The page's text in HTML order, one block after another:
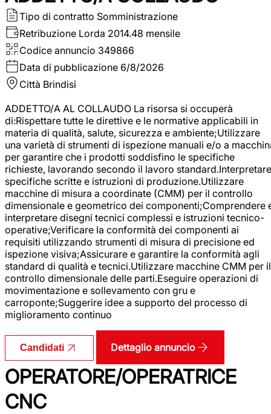
Tipo di contratto Somministrazione
Retribuzione Lorda 2014.48 mensile
Codice annuncio 349866
Data di pubblicazione 6/8/2026
Città Brindisi
ADDETTO/A AL COLLAUDO La risorsa si occuperà
di:Rispettare tutte le direttive e le normative applicabili in
materia di qualità, salute, sicurezza e ambiente;Utilizzare
una varietà di strumenti di ispezione manuali e/o a
per garantire che i prodotti soddisfino le specifiche
richieste, lavorando secondo il lavoro standard.Interpretare
specifiche scritte e istruzioni di produzione.Utilizzare
macchine di misura a coordinate (CMM) per il controllo
dimensionale e geometrico dei componenti;Comprendere
interpretare disegni tecnici complessi e istruzioni tecnico-
operative;Verificare la conformità dei componenti ai
requisiti utilizzando strumenti di misura di precisione ed
ispezione visiva;Assicurare e garantire la conformità agli
standard di qualità e tecnici.Utilizzare macchine CMM per il
controllo dimensionale delle parti.Eseguire operazioni di
movimentazione e sollevamento con gru e
carroponte;Suggerire idee a supporto del processo di
miglioramento continuo
Candidati Dettaglio annuncio
OPERATORE/OPERATRICE
CNC